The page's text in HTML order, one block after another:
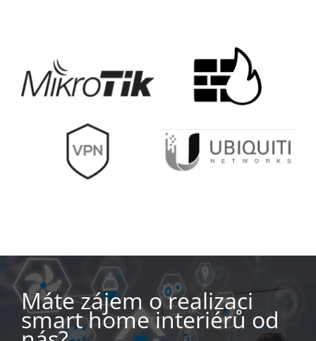
Máte zájem o realizaci
smart home interiérů od